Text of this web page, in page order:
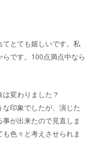
とても嬉しいです。私
です。100点満点中なら
変わりました？
印象でしたが、演じた
が出来たので見直しま
色々と考えさせられま